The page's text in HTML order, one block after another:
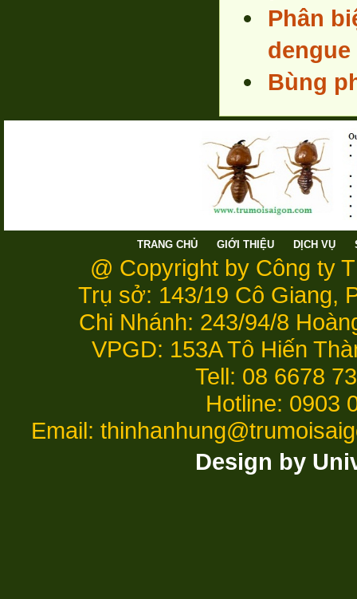
Phân
Bùng
TRANG CHỦ GIỚI THIỆU DỊCH VỤ
@ Copyright by Công ty
Trụ sở: 143/19 Cô Giang,
Chi Nhánh: 243/94/8
VPGD: 153A Tô Hiến
Tell: 08 6678
Hotline: 0903
Email:
Design by